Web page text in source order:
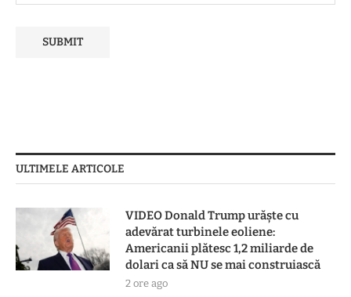
ULTIMELE ARTICOLE
VIDEO Donald Trump urăște cu
adevărat turbinele eoliene:
Americanii plătesc 1,2 miliarde de
dolari ca să NU se mai construiască
2 ore ago